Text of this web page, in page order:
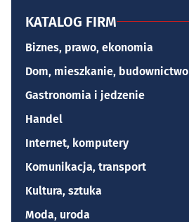
KATALOG FIRM
Biznes, prawo, ekonomia
Dom, mieszkanie, budownictwo
Gastronomia i jedzenie
Handel
Internet, komputery
Komunikacja, transport
Kultura, sztuka
Moda, uroda